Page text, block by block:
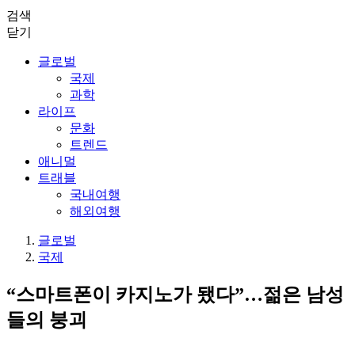
검색
닫기
글로벌
국제
과학
라이프
문화
트렌드
애니멀
트래블
국내여행
해외여행
글로벌
국제
“스마트폰이 카지노가 됐다”…젊은 남성
들의 붕괴